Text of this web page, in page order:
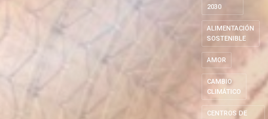
2030
ALIMENTACIÓN
SOSTENIBLE
AMOR
CAMBIO
CLIMÁTICO
CENTROS DE